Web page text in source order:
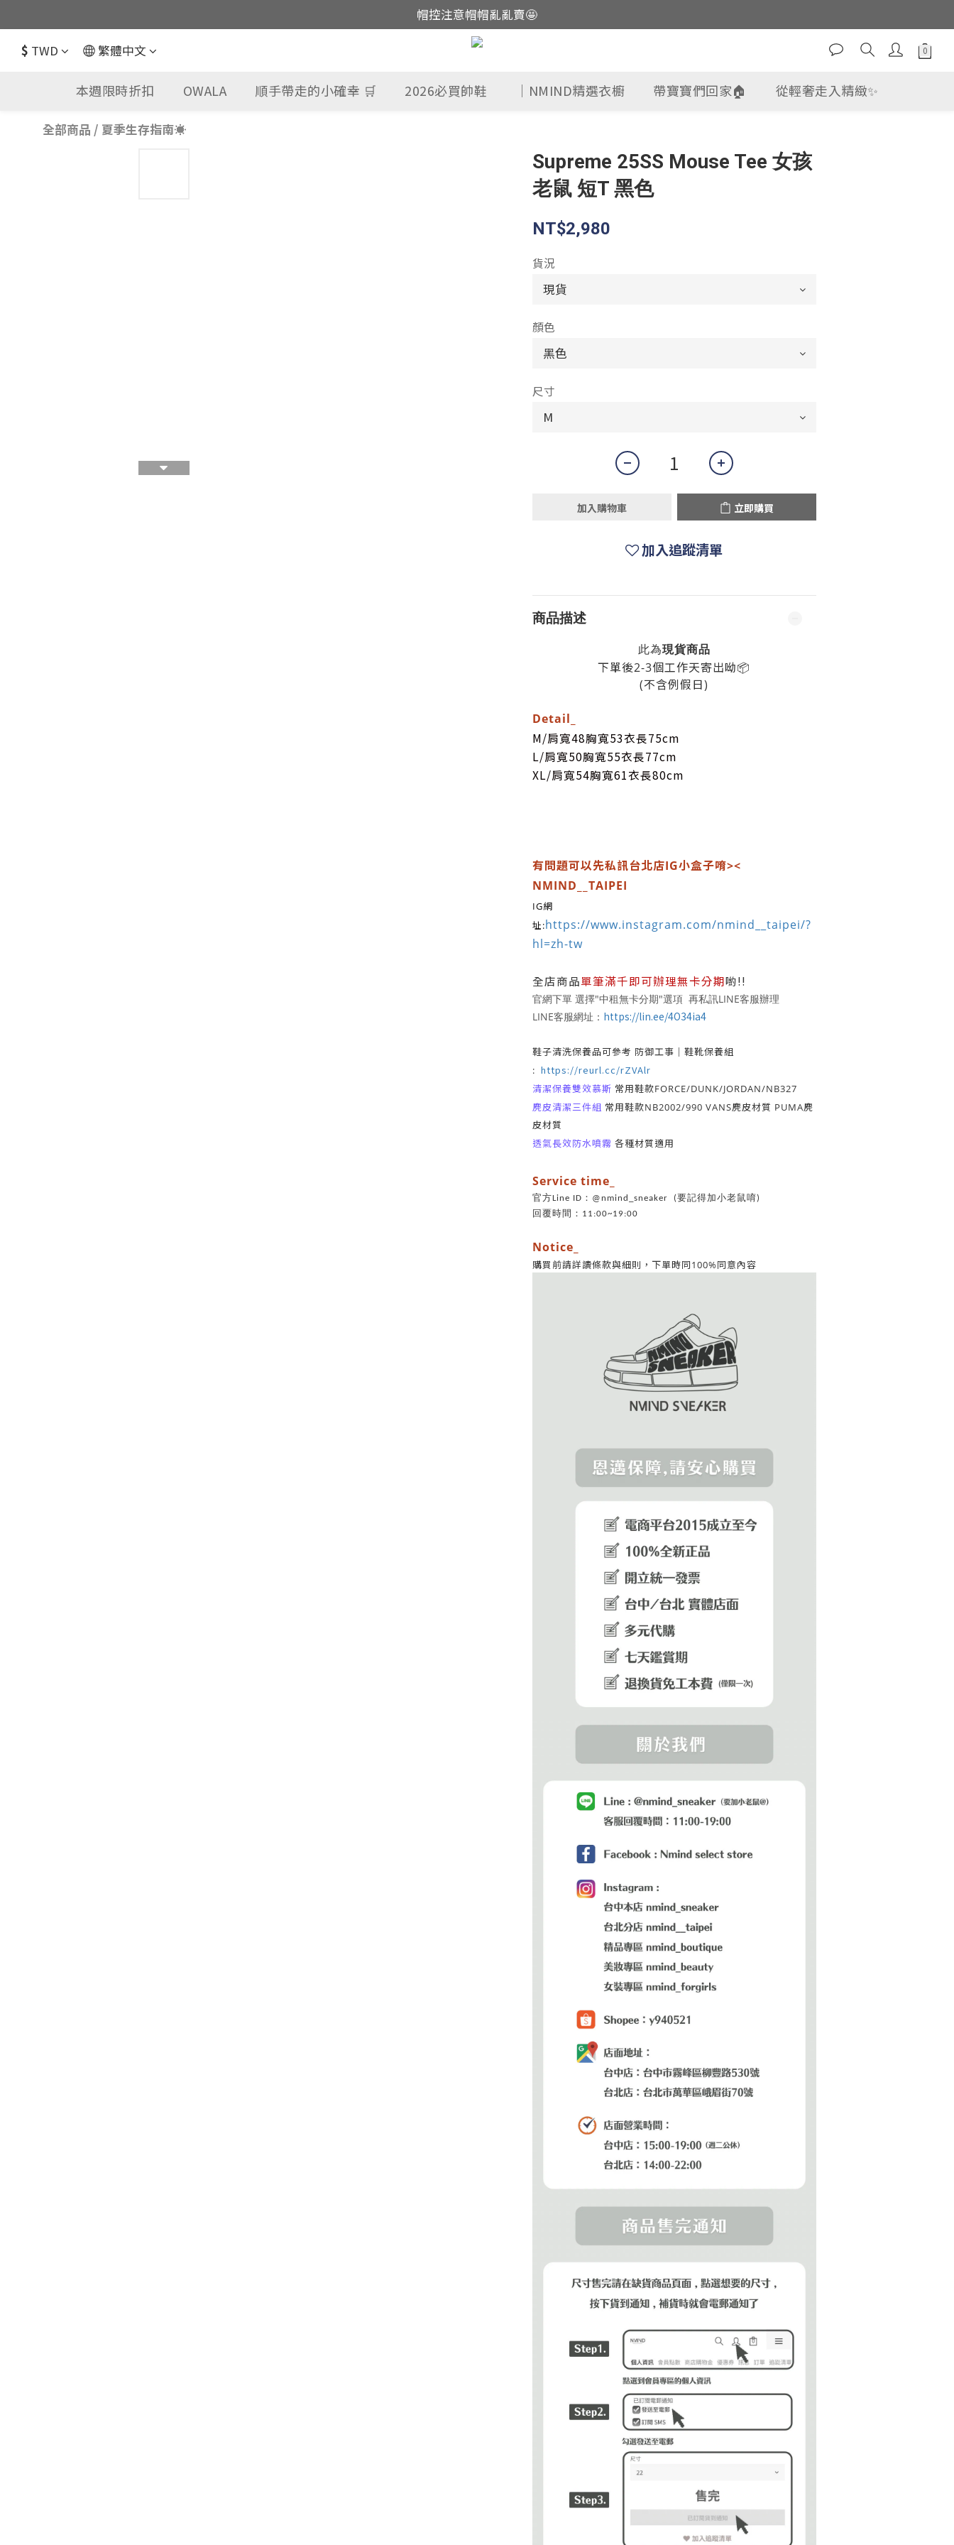
這裡現貨不用等👟
帽控注意帽帽亂亂賣🤩
這裡現貨不用等👟
$ TWD 繁體中文
本週限時折扣 OWALA 順手帶走的小確幸 🛒 2026必買帥鞋 ｜NMIND精選衣櫥 帶寶寶們回家🏠 從輕奢走入精緻✨
全部商品 / 夏季生存指南☀️
Supreme 25SS Mouse Tee 女孩
老鼠 短T 黑色
NT$2,980
貨況
顏色
尺寸
加入購物車 立即購買
加入追蹤清單
商品描述
此為現貨商品
下單後2-3個工作天寄出呦📦
(不含例假日)
Detail_
M/肩寬48胸寬53衣長75cm
L/肩寬50胸寬55衣長77cm
XL/肩寬54胸寬61衣長80cm
有問題可以先私訊台北店IG小盒子唷><
NMIND__TAIPEI
IG網
址:https://www.instagram.com/nmind__taipei/?
hl=zh-tw
全店商品單筆滿千即可辦理無卡分期喲!!
官網下單 選擇"中租無卡分期"選項 再私訊LINE客服辦理
LINE客服網址： https://lin.ee/4O34ia4
鞋子清洗保養品可參考 防御工事｜鞋靴保養組
: https://reurl.cc/rZVAlr
清潔保養雙效慕斯 常用鞋款FORCE/DUNK/JORDAN/NB327
麂皮清潔三件組 常用鞋款NB2002/990 VANS麂皮材質 PUMA麂
皮材質
透氣長效防水噴霧 各種材質適用
Service time_
官方Line ID：@nmind_sneaker (要記得加小老鼠唷)
回覆時間：11:00~19:00
Notice_
購買前請詳讀條款與細則， 下單時同100%同意內容